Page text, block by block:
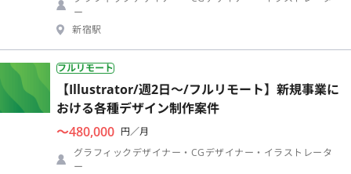
ー
新宿駅
フルリモート
【Illustrator/週2日〜/フルリモート】新規事業に
おける各種デザイン制作案件
〜480,000 円／月
グラフィックデザイナー・CGデザイナー・イラストレータ
ー